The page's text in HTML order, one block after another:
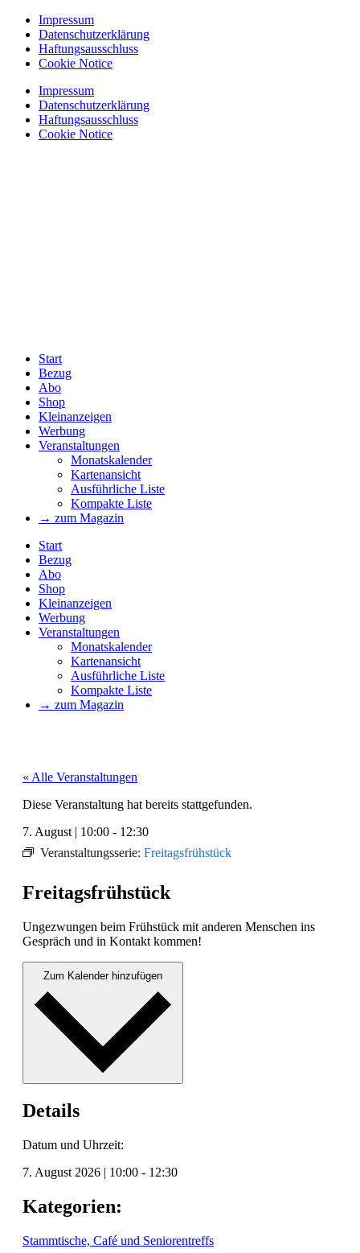
Zum
Inhalt
springen
Impressum
Datenschutzerklärung
Haftungsausschluss
Cookie Notice
Impressum
Datenschutzerklärung
Haftungsausschluss
Cookie Notice
Start
Bezug
Abo
Shop
Kleinanzeigen
Werbung
Veranstaltungen
Monatskalender
Kartenansicht
Ausführliche Liste
Kompakte Liste
→ zum Magazin
Start
Bezug
Abo
Shop
Kleinanzeigen
Werbung
Veranstaltungen
Monatskalender
Kartenansicht
Ausführliche Liste
Kompakte Liste
→ zum Magazin
« Alle Veranstaltungen
Diese Veranstaltung hat bereits stattgefunden.
7. August | 10:00 - 12:30
Veranstaltungsserie: Freitagsfrühstück
Freitagsfrühstück
Ungezwun­gen beim Früh­stück mit anderen Men­schen ins
Gespräch und in Kon­takt kom­men!
Details
Datum und Uhrzeit:
7. August 2026 | 10:00 - 12:30
Kategorien:
Stammtische, Café und Seniorentreffs